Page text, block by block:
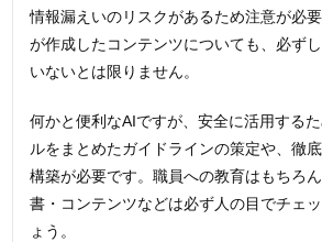
情報漏えいのリスクがあるため注意が必
が作成したコンテンツについても、必ず
いないとは限りません。
何かと便利なAIですが、安全に活用する
ルをまとめたガイドラインの策定や、徹
構築が必要です。職員への教育はもちろ
書・コンテンツなどは必ず人の目でチェ
ょう。